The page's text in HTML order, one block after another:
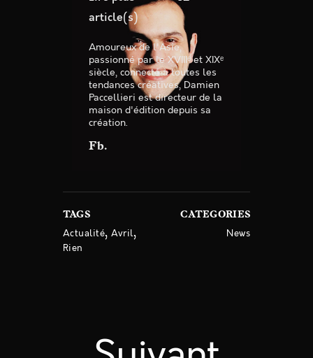
article(s)
Amoureux de l'Asie,
passionné par le XVIIIᵉ et XIXᵉ
siècle, connecté à toutes les
tendances créatives, Damien
Paccellieri est directeur de la
maison d'édition depuis sa
création.
Fb
TAGS
Actualité,Avril,
Rien
CATEGORIES
News